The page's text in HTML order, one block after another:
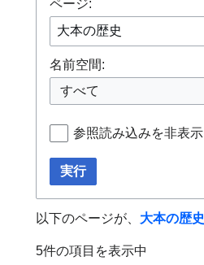
ページ:
名前空間:
すべて
参照読み込みを非表示
実行
以下のページが、 大本の歴史
5件の項目を表示中